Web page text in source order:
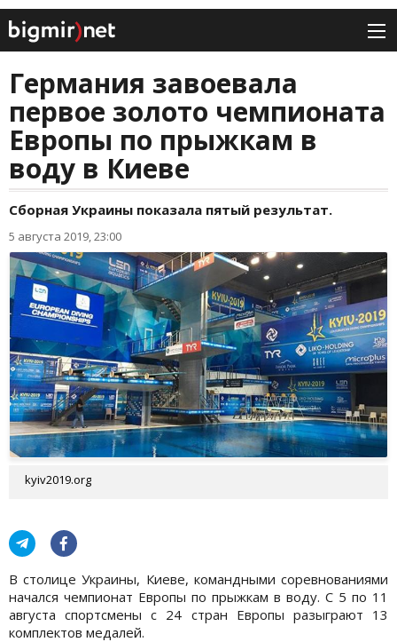
Германия завоевала
первое золото чемпионата
Европы по прыжкам в
воду в Киеве
Сборная Украины показала пятый результат.
5 августа 2019, 23:00
kyiv2019.org
В столице Украины, Киеве, командными соревнованиями
начался чемпионат Европы по прыжкам в воду. С 5 по 11
августа спортсмены с 24 стран Европы разыграют 13
комплектов медалей.